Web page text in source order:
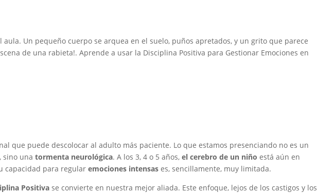
aula. Un pequeño cuerpo se arquea en el suelo, puños apretados, y un grito que parece
de una rabieta!. Aprende a usar la Disciplina Positiva para Gestionar Emociones en
que puede descolocar al adulto más paciente. Lo que estamos presenciando no es un
sino unatormenta neurológica. A los 3, 4 o 5 años,el cerebro de un niñoestá aún en
capacidad para regularemociones intensas es, sencillamente, muy limitada.
Positiva se convierte en nuestra mejor aliada. Este enfoque, lejos de los castigos y los